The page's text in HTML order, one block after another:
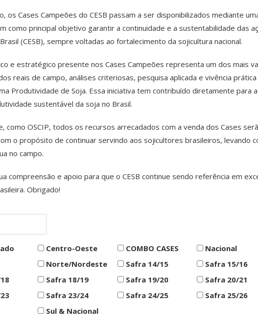
os Cases Campeões do CESB passam a ser disponibilizados mediante
como principal objetivo garantir a continuidade e a sustentabilidade das
(CESB), sempre voltadas ao fortalecimento da sojicultura nacional.
e estratégico presente nos Cases Campeões representa um dos mais
reais de campo, análises criteriosas, pesquisa aplicada e vivência
Produtividade de Soja. Essa iniciativa tem contribuído diretamente para
sustentável da soja no Brasil.
como OSCIP, todos os recursos arrecadados com a venda dos Cases
o propósito de continuar servindo aos sojicultores brasileiros, levando
no campo.
compreensão e apoio para que o CESB continue sendo referência em
Obrigado!
Centro-Oeste COMBO CASES Nacional
Norte/Nordeste Safra 14/15 Safra 15/16
Safra 18/19 Safra 19/20 Safra 20/21
Safra 23/24 Safra 24/25 Safra 25/26
Sul & Nacional